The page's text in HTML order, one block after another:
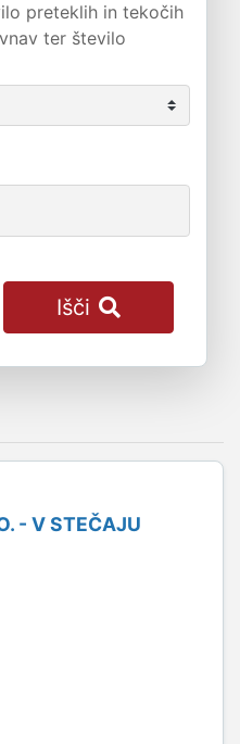
preteklih in tekočih
ter število
Išči
- V STEČAJU